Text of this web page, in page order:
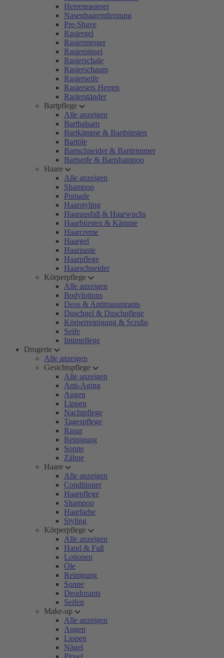
Herrenrasierer
Nasenhaarentfernung
Pre-Shave
Rasiergel
Rasiermesser
Rasierpinsel
Rasierschale
Rasierschaum
Rasierseife
Rasiersets Herren
Rasierständer
Bartpflege
Alle anzeigen
Bartbalsam
Bartkämme & Bartbürsten
Bartöle
Bartschneider & Barttrimmer
Bartseife & Bartshampoo
Haare
Alle anzeigen
Shampoo
Pomade
Haarstyling
Haarausfall & Haarwuchs
Haarbürsten & Kämme
Haarcreme
Haargel
Haarpaste
Haarpflege
Haarschneider
Körperpflege
Alle anzeigen
Bodylotions
Deos & Antitranspirants
Duschgel & Duschpflege
Körperreinigung & Scrubs
Seife
Intimpflege
Drogerie
Alle anzeigen
Gesichtspflege
Alle anzeigen
Anti-Aging
Augen
Lippen
Nachtpflege
Tagespflege
Rasur
Reinigung
Sonne
Zähne
Haare
Alle anzeigen
Conditioner
Haarpflege
Shampoo
Haarfarbe
Styling
Körperpflege
Alle anzeigen
Hand & Fuß
Lotionen
Öle
Reinigung
Sonne
Deodorants
Seifen
Make-up
Alle anzeigen
Augen
Lippen
Nägel
Pinsel